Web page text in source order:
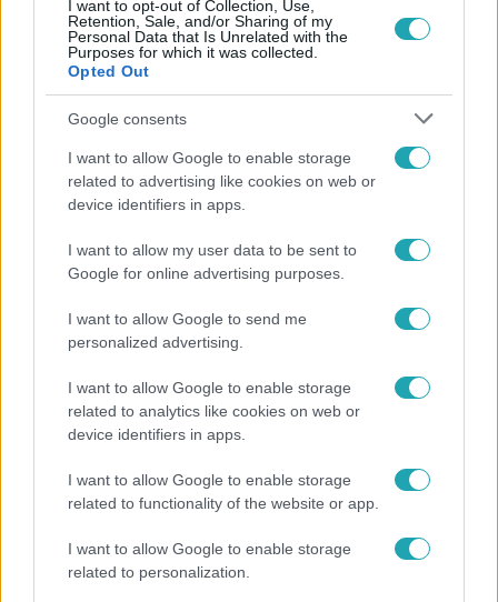
I want to opt-out of Collection, Use,
Retention, Sale, and/or Sharing of my
Personal Data that Is Unrelated with the
Purposes for which it was collected.
Opted Out
Google consents
I want to allow Google to enable storage
related to advertising like cookies on web or
device identifiers in apps.
I want to allow my user data to be sent to
Google for online advertising purposes.
I want to allow Google to send me
personalized advertising.
I want to allow Google to enable storage
related to analytics like cookies on web or
device identifiers in apps.
I want to allow Google to enable storage
related to functionality of the website or app.
I want to allow Google to enable storage
related to personalization.
Ezen a napon: Megtaláltuk Pumped Gabót, a
19 éves Szabó Gábort
2:11
Gabo a kecskének: ˝Gyere,
Videó
„Előfordul velem is, hogy a
maci beesik a málnásba” –
Pumped Gabo hűséges
típusnak vallotta magát